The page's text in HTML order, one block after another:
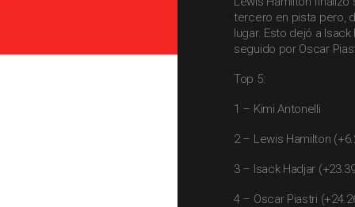
tercero en pista pero,
lugar. Esto dejó a
seguido por Oscar
Top 5:
1 – Kimi Antonelli
2 – Lewis Hamilton
3 – Isack Hadjar
4 – Oscar Piastri